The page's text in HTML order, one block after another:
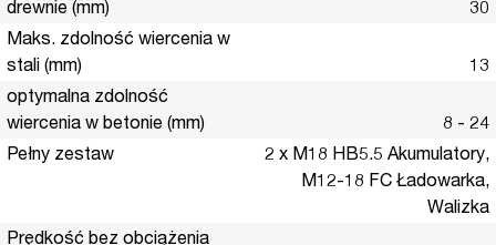
drewnie (mm)
30
Maks. zdolność wiercenia w
stali (mm)
13
optymalna zdolność
wiercenia w betonie (mm)
8 - 24
Pełny zestaw
2 x M18 HB5.5 Akumulatory,
M12-18 FC Ładowarka,
Walizka
Prędkość bez obciążenia